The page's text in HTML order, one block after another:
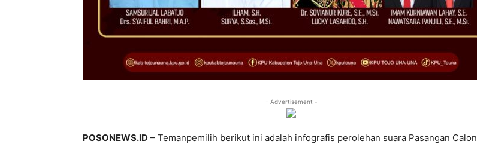
- Advertisement -
POSONEWS.ID – Temanpemilih berikut ini adalah infografis perolehan suara Pasangan Calon